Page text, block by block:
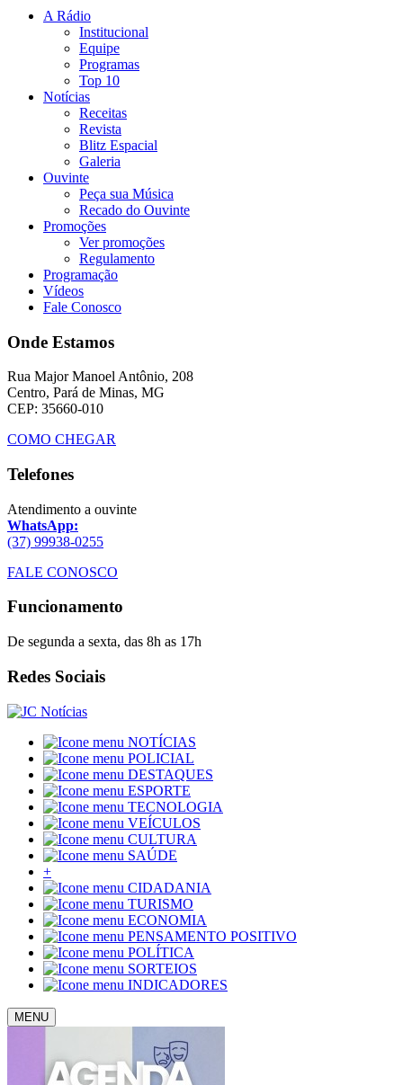
A Rádio
Institucional
Equipe
Programas
Top 10
Notícias
Receitas
Revista
Blitz Espacial
Galeria
Ouvinte
Peça sua Música
Recado do Ouvinte
Promoções
Ver promoções
Regulamento
Programação
Vídeos
Fale Conosco
Onde Estamos
Rua Major Manoel Antônio, 208
Centro, Pará de Minas, MG
CEP: 35660-010
COMO CHEGAR
Telefones
Atendimento a ouvinte
WhatsApp:
(37) 99938-0255
FALE CONOSCO
Funcionamento
De segunda a sexta, das 8h as 17h
Redes Sociais
NOTÍCIAS
POLICIAL
DESTAQUES
ESPORTE
TECNOLOGIA
VEÍCULOS
CULTURA
SAÚDE
+
CIDADANIA
TURISMO
ECONOMIA
PENSAMENTO POSITIVO
POLÍTICA
SORTEIOS
INDICADORES
MENU